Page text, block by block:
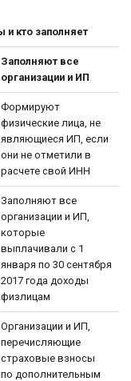
и кто заполняет
Заполняют все
организации и ИП
Формируют
физические лица, не
являющиеся ИП, если
они не отметили в
расчете свой ИНН
Заполняют все
организации и ИП,
которые
выплачивали с 1
января по 30 сентября
2017 года доходы
физлицам
Организации и ИП,
перечисляющие
страховые взносы
по дополнительным